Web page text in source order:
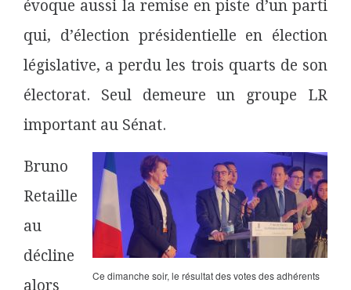
évoque aussi la remise en piste d’un parti
qui, d’élection présidentielle en élection
législative, a perdu les trois quarts de son
électorat. Seul demeure un groupe LR
important au Sénat.
Ce dimanche soir, le résultat des votes des adhérents
Bruno
Retaille
au
décline
alors